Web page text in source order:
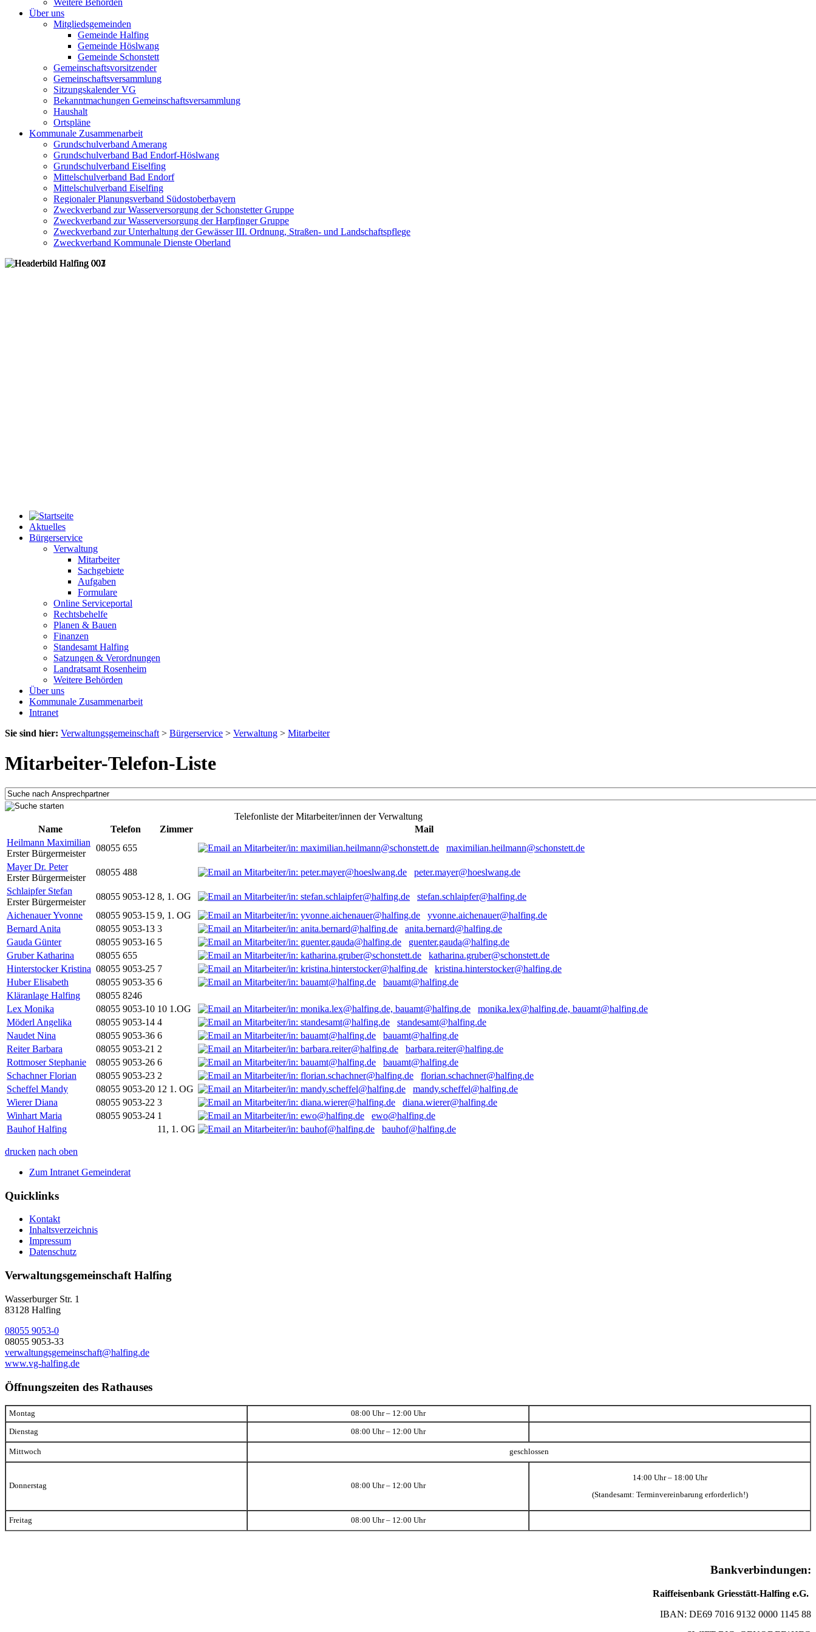
Weitere Behörden
Über uns
Mitgliedsgemeinden
Gemeinde Halfing
Gemeinde Höslwang
Gemeinde Schonstett
Gemeinschaftsvorsitzender
Gemeinschaftsversammlung
Sitzungskalender VG
Bekanntmachungen Gemeinschaftsversammlung
Haushalt
Ortspläne
Kommunale Zusammenarbeit
Grundschulverband Amerang
Grundschulverband Bad Endorf-Höslwang
Grundschulverband Eiselfing
Mittelschulverband Bad Endorf
Mittelschulverband Eiselfing
Regionaler Planungsverband Südostoberbayern
Zweckverband zur Wasserversorgung der Schonstetter Gruppe
Zweckverband zur Wasserversorgung der Harpfinger Gruppe
Zweckverband zur Unterhaltung der Gewässer III. Ordnung, Straßen- und Landschaftspflege
Zweckverband Kommunale Dienste Oberland
Aktuelles
Bürgerservice
Verwaltung
Mitarbeiter
Sachgebiete
Aufgaben
Formulare
Online Serviceportal
Rechtsbehelfe
Planen & Bauen
Finanzen
Standesamt Halfing
Satzungen & Verordnungen
Landratsamt Rosenheim
Weitere Behörden
Über uns
Kommunale Zusammenarbeit
Intranet
Sie sind hier: Verwaltungsgemeinschaft > Bürgerservice > Verwaltung > Mitarbeiter
Mitarbeiter-Telefon-Liste
Telefonliste der Mitarbeiter/innen der Verwaltung
Name
Telefon Zimmer
Mail
Heilmann Maximilian
Erster Bürgermeister
08055 655
maximilian.heilmann@schonstett.de
Mayer Dr. Peter
Erster Bürgermeister
08055 488
peter.mayer@hoeslwang.de
Schlaipfer Stefan
Erster Bürgermeister
08055 9053-12 8, 1. OG
stefan.schlaipfer@halfing.de
Aichenauer Yvonne
08055 9053-15 9, 1. OG
yvonne.aichenauer@halfing.de
Bernard Anita
08055 9053-13 3
anita.bernard@halfing.de
Gauda Günter
08055 9053-16 5
guenter.gauda@halfing.de
Gruber Katharina
08055 655
katharina.gruber@schonstett.de
Hinterstocker Kristina 08055 9053-25 7
kristina.hinterstocker@halfing.de
Huber Elisabeth
08055 9053-35 6
bauamt@halfing.de
Kläranlage Halfing
08055 8246
Lex Monika
08055 9053-10 10 1.OG
monika.lex@halfing.de, bauamt@halfing.de
Möderl Angelika
08055 9053-14 4
standesamt@halfing.de
Naudet Nina
08055 9053-36 6
bauamt@halfing.de
Reiter Barbara
08055 9053-21 2
barbara.reiter@halfing.de
Rottmoser Stephanie
08055 9053-26 6
bauamt@halfing.de
Schachner Florian
08055 9053-23 2
florian.schachner@halfing.de
Scheffel Mandy
08055 9053-20 12 1. OG
mandy.scheffel@halfing.de
Wierer Diana
08055 9053-22 3
diana.wierer@halfing.de
Winhart Maria
08055 9053-24 1
ewo@halfing.de
Bauhof Halfing
11, 1. OG bauhof@halfing.de
drucken nach oben
Zum Intranet Gemeinderat
Quicklinks
Kontakt
Inhaltsverzeichnis
Impressum
Datenschutz
Verwaltungsgemeinschaft Halfing
Wasserburger Str. 1
83128 Halfing
08055 9053-0
08055 9053-33
verwaltungsgemeinschaft@halfing.de
www.vg-halfing.de
Öffnungszeiten des Rathauses
Montag 08:00 Uhr – 12:00 Uhr
Dienstag 08:00 Uhr – 12:00 Uhr
Mittwoch geschlossen
Donnerstag 08:00 Uhr – 12:00 Uhr
14:00 Uhr – 18:00 Uhr
(Standesamt: Terminvereinbarung erforderlich!)
Freitag 08:00 Uhr – 12:00 Uhr
Bankverbindungen:
Raiffeisenbank Griesstätt-Halfing e.G.
IBAN: DE69 7016 9132 0000 1145 88